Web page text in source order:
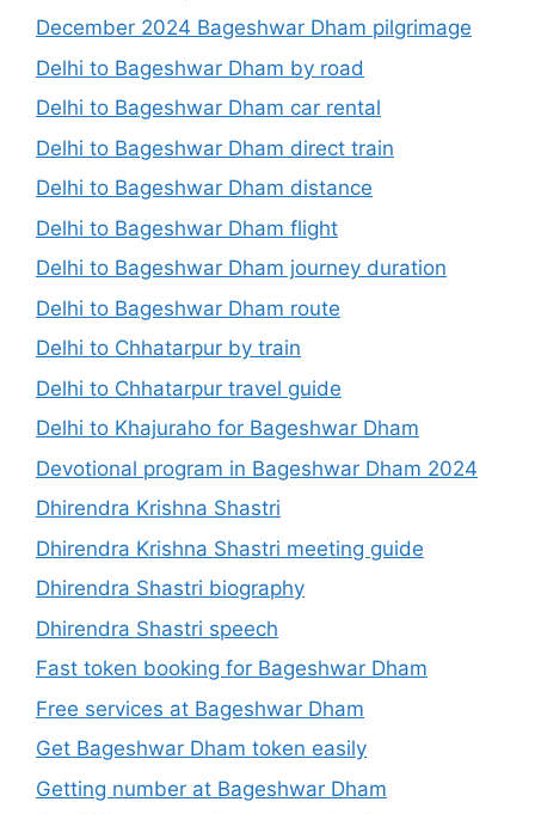
December 2024 Bageshwar Dham pilgrimage
Delhi to Bageshwar Dham by road
Delhi to Bageshwar Dham car rental
Delhi to Bageshwar Dham direct train
Delhi to Bageshwar Dham distance
Delhi to Bageshwar Dham flight
Delhi to Bageshwar Dham journey duration
Delhi to Bageshwar Dham route
Delhi to Chhatarpur by train
Delhi to Chhatarpur travel guide
Delhi to Khajuraho for Bageshwar Dham
Devotional program in Bageshwar Dham 2024
Dhirendra Krishna Shastri
Dhirendra Krishna Shastri meeting guide
Dhirendra Shastri biography
Dhirendra Shastri speech
Fast token booking for Bageshwar Dham
Free services at Bageshwar Dham
Get Bageshwar Dham token easily
Getting number at Bageshwar Dham